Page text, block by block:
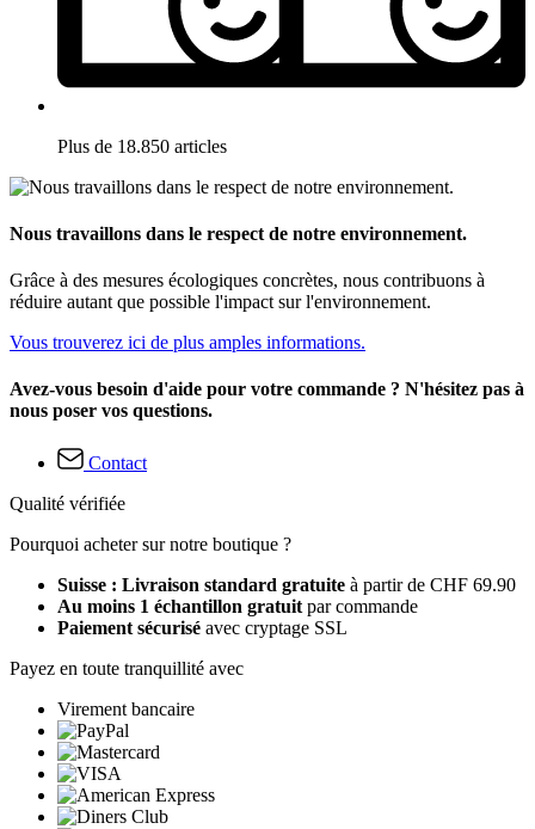
Plus de 18.850 articles
Nous travaillons dans le respect de notre environnement.
Grâce à des mesures écologiques concrètes, nous contribuons à
réduire autant que possible l'impact sur l'environnement.
Vous trouverez ici de plus amples informations.
Avez-vous besoin d'aide pour votre commande ? N'hésitez pas à
nous poser vos questions.
Contact
Qualité vérifiée
Pourquoi acheter sur notre boutique ?
Suisse : Livraison standard gratuite à partir de CHF 69.90
Au moins 1 échantillon gratuit par commande
Paiement sécurisé avec cryptage SSL
Payez en toute tranquillité avec
Virement bancaire